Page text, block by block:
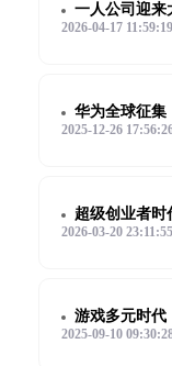
一人公司迎来
2026-04-17 11:59:19
华为全球征集
2025-12-26
超级创业者时
2026-03-20 23:11:55
游戏多元时代
2025-09-10